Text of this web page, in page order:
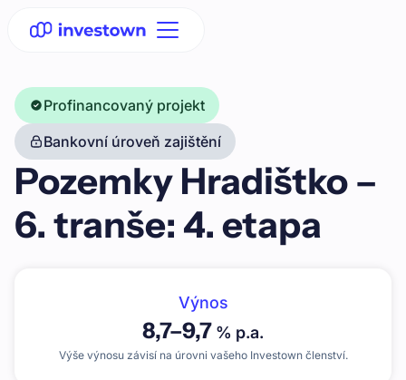
Profinancovaný projekt
Bankovní úroveň zajištění
Pozemky Hradištko –
6. tranše: 4. etapa
Výnos
8,7–9,7 % p.a.
Výše výnosu závisí na úrovni vašeho Investown členství.